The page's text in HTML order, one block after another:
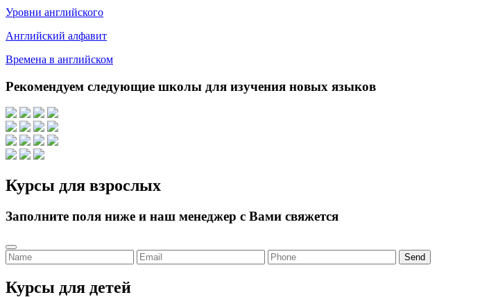
Уровни английского
Английский алфавит
Времена в английском
Рекомендуем следующие школы для изучения новых языков
Курсы для взрослых
Заполните поля ниже и наш менеджер с Вами свяжется
Send
Курсы для детей